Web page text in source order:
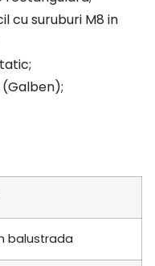
cu suruburi M8 in
(Galben);
balustrada